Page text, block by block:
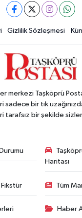
Gizlilik Sözleşmesi
merkezi Taşköprü
sadece bir tık
tarafsız bir şekilde
Haritası
Fikstür Tüm
Haber